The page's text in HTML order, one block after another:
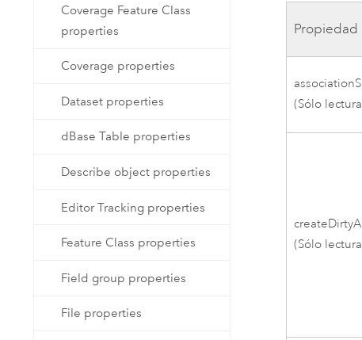
Coverage Feature Class
properties
Coverage properties
Dataset properties
dBase Table properties
Describe object properties
Editor Tracking properties
Feature Class properties
Field group properties
File properties
Propiedad
(Sólo
(Sólo